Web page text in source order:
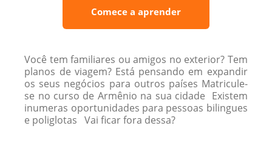
Comece a aprender
Você tem familiares ou amigos no exterior? Tem
planos de viagem? Está pensando em expandir
os seus negócios para outros países Matricule-
se no curso de Armênio na sua cidade Existem
inumeras oportunidades para pessoas bilingues
e poliglotas Vai ficar fora dessa?